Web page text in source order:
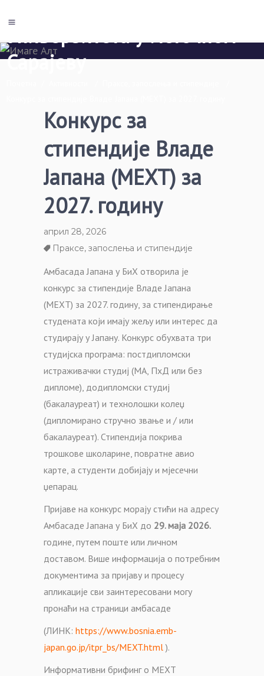
Сарајеву
Конкурс за
стипендије Владе
Јапана (МЕXТ) за
2027. годину
април 28, 2026
Праксе, запослења и стипендије
Амбасада Јапана у БиХ отворила је
конкурс за стипендије Владе Јапана
(МЕXТ) за 2027. годину, за стипендирање
студената који имају жељу или интерес да
студирају у Јапану. Конкурс обухвата три
студијска програма: постдипломски
истраживачки студиј (МА, ПхД или без
дипломе), додипломски студиј
(бакалауреат) и технолошки колеџ
(дипломирано стручно звање и / или
бакалауреат). Стипендија покрива
трошкове школарине, повратне авио
карте, а студенти добијају и мјесечни
џепарац.
Пријаве на конкурс морају стићи на адресу
Амбасаде Јапана у БиХ до 29. маја 2026.
године, путем поште или личном
доставом. Више информација о потребним
документима за пријаву и процесу
апликације сви заинтересовани могу
пронаћи на страници амбасаде
(ЛИНК: https://www.bosnia.emb-
japan.go.jp/itpr_bs/MEXT.html).
Информативни брифинг о МЕXТ